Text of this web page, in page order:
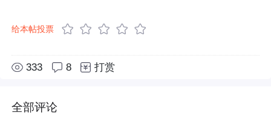
给本帖投票
333 8 打赏
全部评论